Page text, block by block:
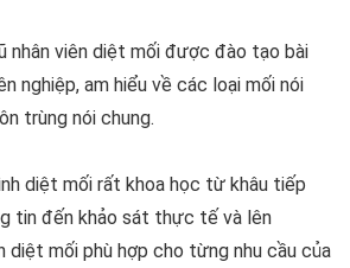
nhân viên diệt mối được đào tạo bài
nghiệp, am hiểu về các loại mối nói
trùng nói chung.
diệt mối rất khoa học từ khâu tiếp
tin đến khảo sát thực tế và lên
diệt mối phù hợp cho từng nhu cầu của